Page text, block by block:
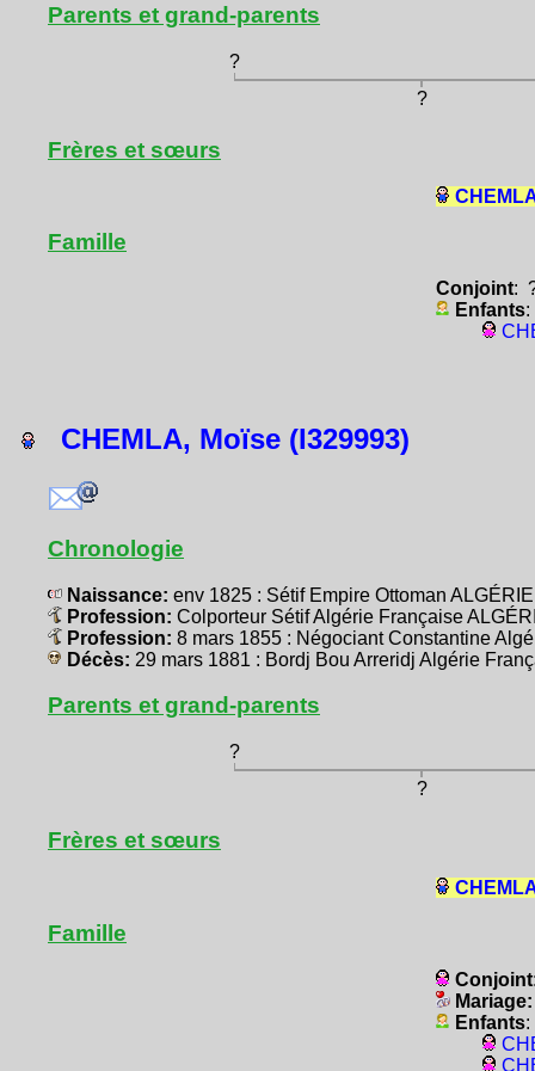
Parents et grand-parents
?
?
Frères et sœurs
Famille
Conjoint:
Enfants:
CHEMLA, Moïse (I329993)
Chronologie
Naissance: env 1825 : Sétif Empire Ottoman
Profession: Colporteur Sétif Algérie Française
Profession: 8 mars 1855 : Négociant Constantine
Décès: 29 mars 1881 : Bordj Bou Arreridj Algérie
Parents et grand-parents
?
?
Frères et sœurs
Famille
Conjoint
Enfants: